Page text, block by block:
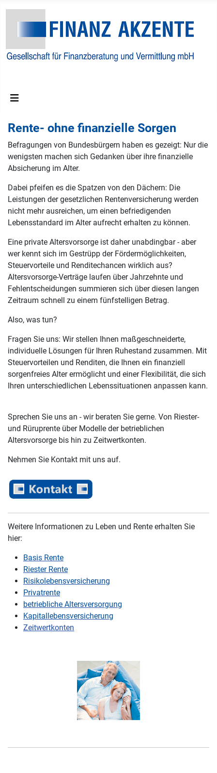
Rente- ohne finanzielle Sorgen
Befragungen von Bundesbürgern haben es gezeigt: Nur die
wenigsten machen sich Gedanken über ihre finanzielle
Absicherung im Alter.
Dabei pfeifen es die Spatzen von den Dächern: Die
Leistungen der gesetzlichen Rentenversicherung werden
nicht mehr ausreichen, um einen befriedigenden
Lebensstandard im Alter aufrecht erhalten zu können.
Eine private Altersvorsorge ist daher unabdingbar - aber
wer kennt sich im Gestrüpp der Fördermöglichkeiten,
Steuervorteile und Renditechancen wirklich aus?
Altersvorsorge-Verträge laufen über Jahrzehnte und
Fehlentscheidungen summieren sich über diesen langen
Zeitraum schnell zu einem fünfstelligen Betrag.
Also, was tun?
Fragen Sie uns: Wir stellen Ihnen maßgeschneiderte,
individuelle Lösungen für Ihren Ruhestand zusammen. Mit
Steuervorteilen und Renditen, die Ihnen ein finanziell
sorgenfreies Alter ermöglicht und einer Flexibilität, die sich
Ihren unterschiedlichen Lebenssituationen anpassen kann.
Sprechen Sie uns an - wir beraten Sie gerne. Von Riester-
und Rüruprente über Modelle der betrieblichen
Altersvorsorge bis hin zu Zeitwertkonten.
Nehmen Sie Kontakt mit uns auf.
Weitere Informationen zu Leben und Rente erhalten Sie
hier:
Basis Rente
Riester Rente
Risikolebensversicherung
Privatrente
betriebliche Altersversorgung
Kapitallebensversicherung
Zeitwertkonten